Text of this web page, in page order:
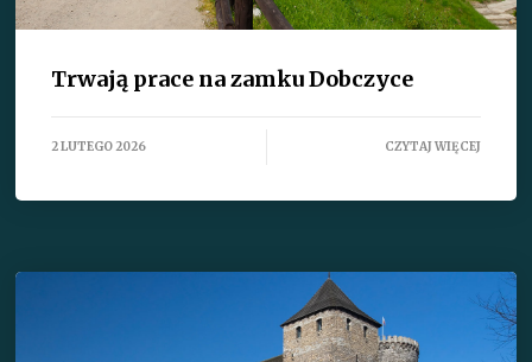
Trwają prace na zamku Dobczyce
2 LUTEGO 2026 CZYTAJ WIĘCEJ